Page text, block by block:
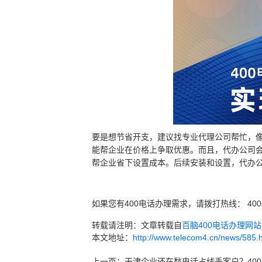
要是想节省开支，建议找专业代理公司帮忙，
能帮企业在价格上争取优惠。而且，代办公司
帮企业省下设置成本。后续安装和设置，代办
如果您有400电话办理需求，请拨打热线：
转载请注明：文章转载自百脑400电话办理网
本文地址： http://www.telecom4.cn/news/